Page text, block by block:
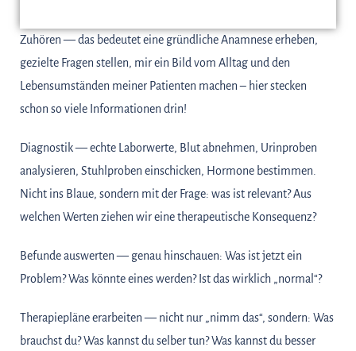
Zuhören — das bedeutet eine gründliche Anamnese erheben,
gezielte Fragen stellen, mir ein Bild vom Alltag und den
Lebensumständen meiner Patienten machen – hier stecken
schon so viele Informationen drin!
Diagnostik — echte Laborwerte, Blut abnehmen, Urinproben
analysieren, Stuhlproben einschicken, Hormone bestimmen.
Nicht ins Blaue, sondern mit der Frage: was ist relevant? Aus
welchen Werten ziehen wir eine therapeutische Konsequenz?
Befunde auswerten — genau hinschauen: Was ist jetzt ein
Problem? Was könnte eines werden? Ist das wirklich „normal“?
Therapiepläne erarbeiten — nicht nur „nimm das“, sondern: Was
brauchst du? Was kannst du selber tun? Was kannst du besser